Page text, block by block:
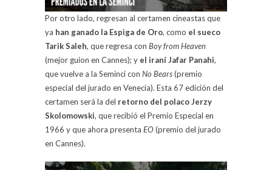
Por otro lado, regresan al certamen cineastas que
ya han ganado la Espiga de Oro, como el sueco
Tarik Saleh, que regresa con Boy from Heaven
(mejor guion en Cannes); y el iraní Jafar Panahi,
que vuelve a la Seminci con No Bears(premio
especial del jurado en Venecia). Esta 67 edición del
certamen será la del retorno del polaco Jerzy
Skolomowski, que recibió el Premio Especial en
1966 y que ahora presenta EO(premio del jurado
en Cannes).